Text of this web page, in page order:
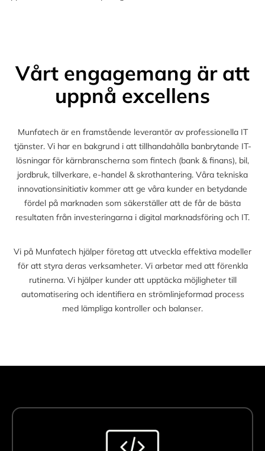
Vårt engagemang är att
uppnå excellens
Munfatech är en framstående leverantör av professionella IT
tjänster. Vi har en bakgrund i att tillhandahålla banbrytande IT-
lösningar för kärnbranscherna som fintech (bank & finans), bil,
jordbruk, tillverkare, e-handel & skrothantering. Våra tekniska
innovationsinitiativ kommer att ge våra kunder en betydande
fördel på marknaden som säkerställer att de får de bästa
resultaten från investeringarna i digital marknadsföring och IT.
Vi på Munfatech hjälper företag att utveckla effektiva modeller
för att styra deras verksamheter. Vi arbetar med att förenkla
rutinerna. Vi hjälper kunder att upptäcka möjligheter till
automatisering och identifiera en strömlinjeformad process
med lämpliga kontroller och balanser.